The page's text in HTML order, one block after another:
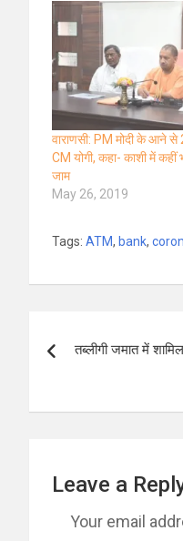
वाराणसी: PM मोदी के आने
CM योगी, कहा- काशी में कहीं
जाम
May 26, 2019
Tags: ATM, bank,
navigation
तब्लीगी जमात में
Leave a
Your email